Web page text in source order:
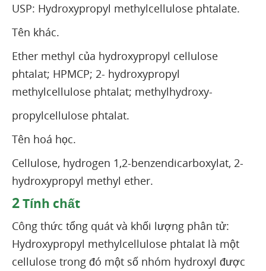
USP: Hydroxypropyl methylcellulose phtalate.
Tên khác.
Ether methyl của hydroxypropyl cellulose
phtalat; HPMCP; 2- hydroxypropyl
methylcellulose phtalat; methylhydroxy-
propylcellulose phtalat.
Tên hoá học.
Cellulose, hydrogen 1,2-benzendicarboxylat, 2-
hydroxypropyl methyl ether.
2Tính chất
Công thức tổng quát và khối lượng phân tử:
Hydroxypropyl methylcellulose phtalat là một
cellulose trong đó một số nhóm hydroxyl được